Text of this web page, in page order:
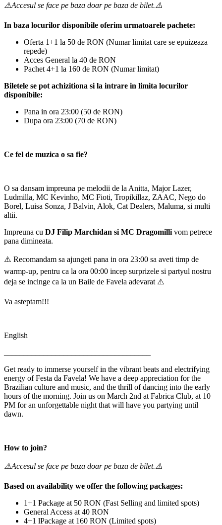
⚠️Accesul se face pe baza doar pe baza de bilet.⚠️
In baza locurilor disponibile oferim urmatoarele pachete:
Oferta 1+1 la 50 de RON (Numar limitat care se epuizeaza
repede)
Acces General la 40 de RON
Pachet 4+1 la 160 de RON (Numar limitat)
Biletele se pot achizitiona si la intrare in limita locurilor
disponibile:
Pana in ora 23:00 (50 de RON)
Dupa ora 23:00 (70 de RON)
Ce fel de muzica o sa fie?
O sa dansam impreuna pe melodii de la Anitta, Major Lazer,
Ludmilla, MC Kevinho, MC Fioti, Tropikillaz, ZAAC, Nego do
Borel, Luisa Sonza, J Balvin, Alok, Cat Dealers, Maluma, si multi
altii.
Impreuna cu DJ Filip Marchidan si MC Dragomilli vom petrece
pana dimineata.
⚠️ Recomandam sa ajungeti pana in ora 23:00 sa aveti timp de
warmp-up, pentru ca la ora 00:00 incep surprizele si partyul nostru
deja se incinge ca la un Baile de Favela adevarat ⚠️
Va asteptam!!!
English
Get ready to immerse yourself in the vibrant beats and electrifying
energy of Festa da Favela! We have a deep appreciation for the
Brazilian culture and music, and the thrill of dancing into the early
hours of the morning. Join us on March 2nd at Fabrica Club, at 10
PM for an unforgettable night that will have you partying until
dawn.
How to join?
⚠️Accesul se face pe baza doar pe baza de bilet.⚠️
Based on availability we offer the following packages:
1+1 Package at 50 RON (Fast Selling and limited spots)
General Access at 40 RON
4+1 lPackage at 160 RON (Limited spots)